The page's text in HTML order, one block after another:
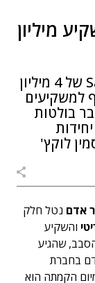
מיליון
הזמר המפורסם השתתף בסבב Safe של 4 מיליון
למשקיעים
בולטות
לוקץ'
אדם נטל חלק
והשקיע
שהגיע
בחברת
הקמתה הוא